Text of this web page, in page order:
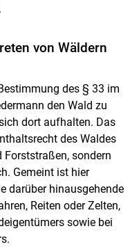
von Wäldern
des § 33 im
den Wald zu
dort aufhalten. Das
des Waldes
sondern
Gemeint ist hier
darüber hinausgehende
Reiten oder Zelten,
sowie bei